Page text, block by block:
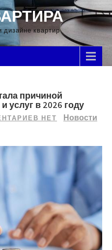
дизайне квартир
причиной
услуг в 2026 году
НЕТ
Новости